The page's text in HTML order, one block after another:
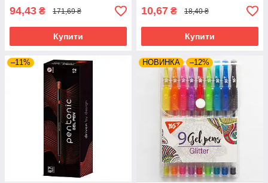
94,43 ₴ 171,69 ₴
Купити
10,67 ₴ 18,40 ₴
Купити
–11% НОВИНКА –12%